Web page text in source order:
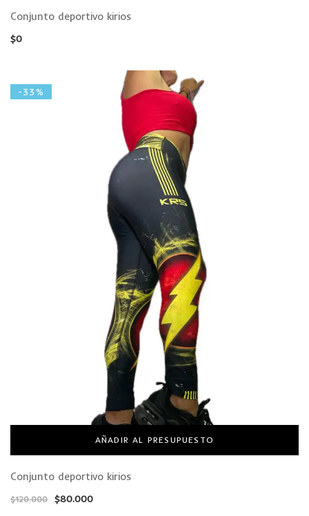
Conjunto deportivo kirios
$0
-33%
AÑADIR AL PRESUPUESTO
Conjunto deportivo kirios
$120.000 $80.000